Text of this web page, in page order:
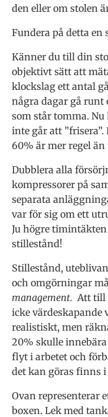
den eller om stolen
Fundera på detta en
Känner du till din
objektivt sätt att
klockslag ett antal
några dagar gå runt
som står tomma.
inte går att
60% är mer regel
Dubblera alla
kompressorer på
separata
var för sig om ett
Ju högre
stillestånd!
Stillestånd,
och omgörningar
management. Att till
icke värdeskapande
realistiskt, men
20% skulle
flyt i arbetet och
det kan göras finns
Ovan representerar
boxen. Lek med